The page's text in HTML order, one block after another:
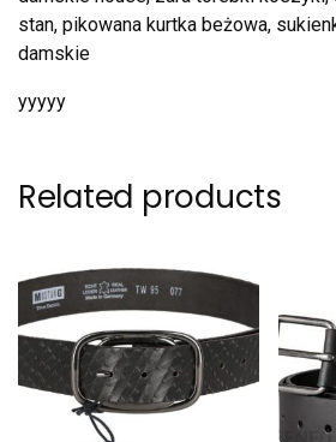
stan, pikowana kurtka beżowa,
damskie
yyyyy
Related products